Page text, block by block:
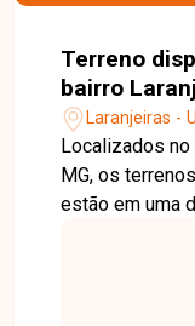
Terreno
bairro
Laranjeiras -
Localizados no
MG, os
estão em uma
acesso às
infraestrutura,
praticidade,